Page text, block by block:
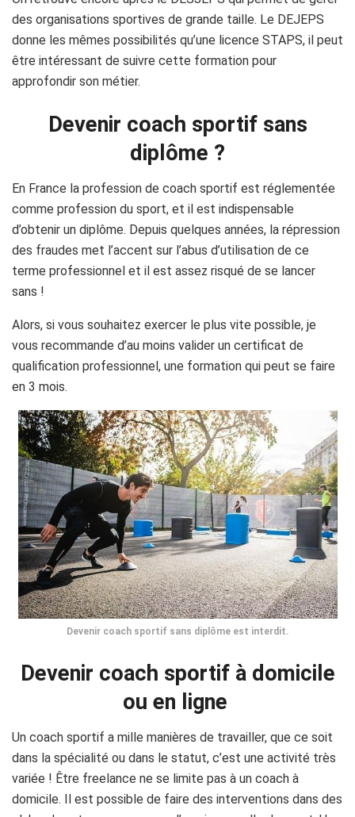
des organisations sportives de grande taille. Le DEJEPS
donne les mêmes possibilités qu’une licence STAPS, il peut
être intéressant de suivre cette formation pour
approfondir son métier.
Devenir coach sportif sans
diplôme ?
En France la profession de coach sportif est réglementée
comme profession du sport, et il est indispensable
d’obtenir un diplôme. Depuis quelques années, la répression
des fraudes met l’accent sur l’abus d’utilisation de ce
terme professionnel et il est assez risqué de se lancer
sans !
Alors, si vous souhaitez exercer le plus vite possible, je
vous recommande d’au moins valider un certificat de
qualification professionnel, une formation qui peut se faire
en 3 mois.
Devenir coach sportif sans diplôme est interdit.
Devenir coach sportif à domicile
ou en ligne
Un coach sportif a mille manières de travailler, que ce soit
dans la spécialité ou dans le statut, c’est une activité très
variée ! Être freelance ne se limite pas à un coach à
domicile. Il est possible de faire des interventions dans des